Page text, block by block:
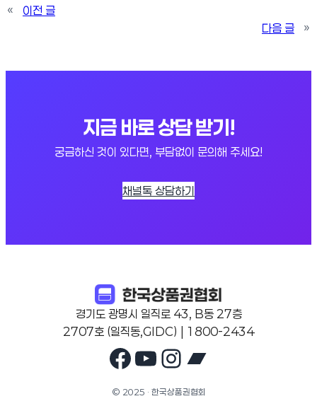
«
이전 글
다음 글
»
지금 바로 상담 받기!
궁금하신 것이 있다면, 부담없이 문의해 주세요!
채널톡 상담하기
경기도 광명시 일직로 43, B동 27층
2707호 (일직동,GIDC) | 1800-2434
Facebook
YouTube
Instagram
© 2025 · 한국상품권협회